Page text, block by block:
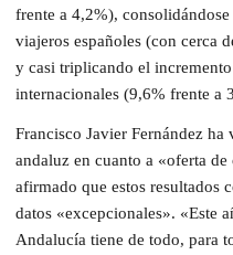
frente a 4,2%),
viajeros españoles (con cerca
y casi triplicando el
internacionales (9,6% frente a
Francisco Javier Fernández
andaluz en cuanto a «oferta
afirmado que estos resultados
datos «excepcionales». «Este
Andalucía tiene de todo, para